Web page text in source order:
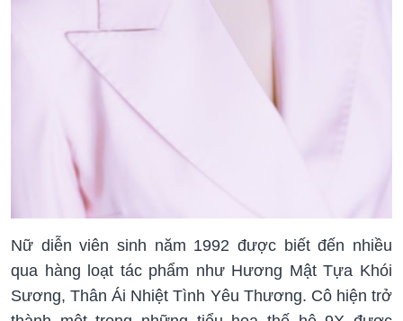
Nữ diễn viên sinh năm 1992 được biết đến nhiều
qua hàng loạt tác phẩm như Hương Mật Tựa Khói
Sương, Thân Ái Nhiệt Tình Yêu Thương. Cô hiện trở